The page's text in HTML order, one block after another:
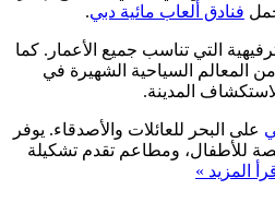
فنادق ألعاب مائية دبي.
التي تناسب جميع الأعمار. كما
المعالم السياحية الشهيرة في
المدينة.
على البحر للعائلات والأصدقاء. يوفر
للأطفال، ومطاعم تقدم تشكيلة
المزيد »